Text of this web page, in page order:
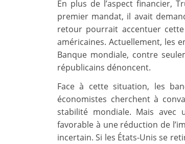
En plus de l’aspect financier,
premier mandat, il avait
retour pourrait accentuer
américaines. Actuellement, les
Banque mondiale, contre
républicains dénoncent.
Face à cette situation, les
économistes cherchent à
stabilité mondiale. Mais
favorable à une réduction de
incertain. Si les États-Unis se